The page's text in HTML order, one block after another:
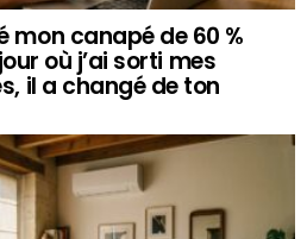
mon canapé de 60 %
où j’ai sorti mes
il a changé de ton